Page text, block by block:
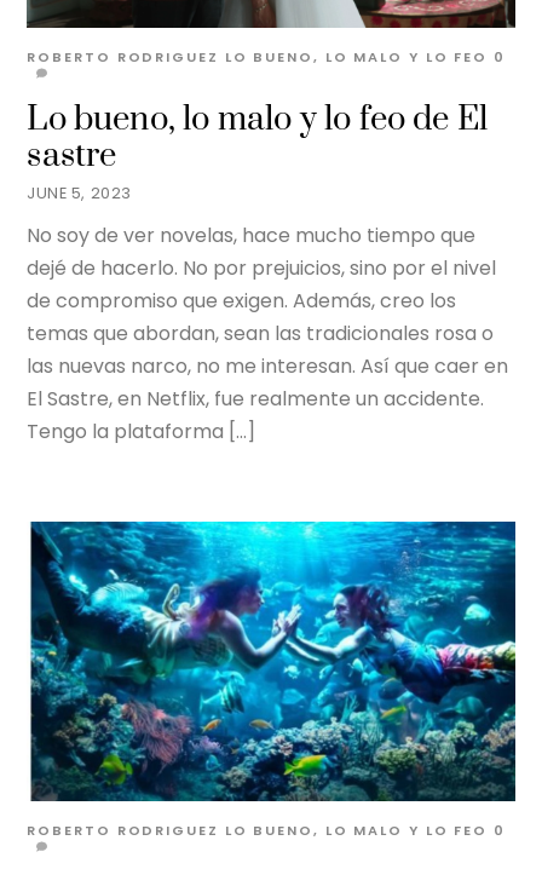
JUNE 5, 2023
Lo bueno, lo malo y lo feo de El
sastre
ROBERTO RODRIGUEZ LO BUENO, LO MALO Y LO FEO 0
No soy de ver novelas, hace mucho tiempo que
dejé de hacerlo. No por prejuicios, sino por el nivel
de compromiso que exigen. Además, creo los
temas que abordan, sean las tradicionales rosa o
las nuevas narco, no me interesan. Así que caer en
El Sastre, en Netflix, fue realmente un accidente.
Tengo la plataforma […]
ROBERTO RODRIGUEZ LO BUENO, LO MALO Y LO FEO 0